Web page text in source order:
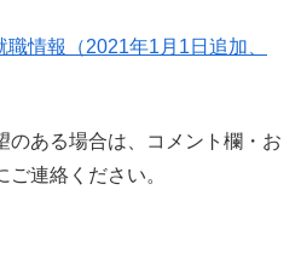
職情報（2021年1月1日追加、
のある場合は、コメント欄・お
連絡ください。